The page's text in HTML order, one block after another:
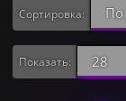
Сортировка:
Показать: